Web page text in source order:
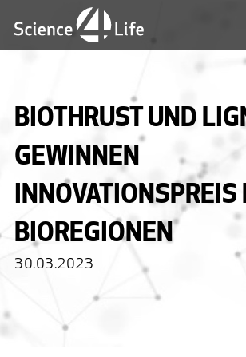
BIOTHRUST UND
GEWINNEN
INNOVATIONSPREIS
BIOREGIONEN
30.03.2023